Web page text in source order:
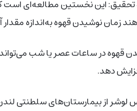
تحقیق: این نخستین مطالعه‌ای ا‌ست
زمان نوشیدن قهوه به‌اندازه مقدار
قهوه در ساعات عصر یا شب
دهد.
لوشر از بیمارستان‌های سلطنتی